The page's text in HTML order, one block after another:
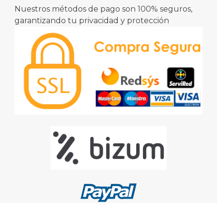
Nuestros métodos de pago son 100% seguros,
garantizando tu privacidad y protección